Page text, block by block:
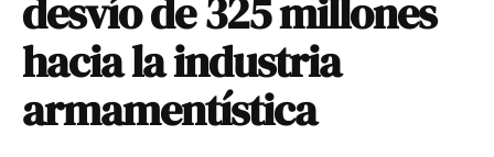
desvío de 325 millones
hacia la industria
armamentística